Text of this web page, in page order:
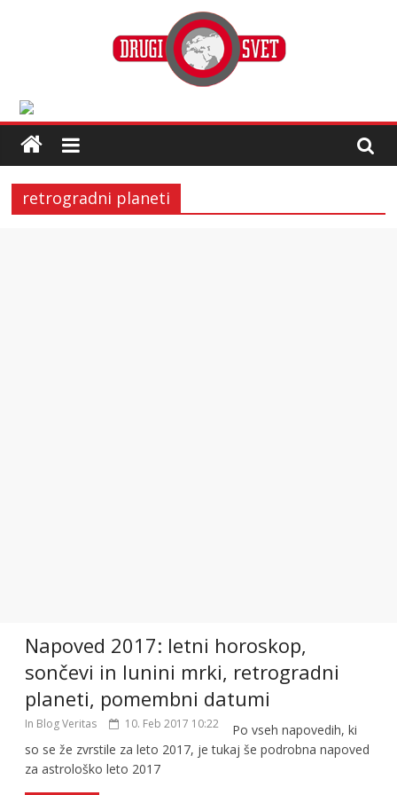
retrogradni planeti
Napoved 2017: letni horoskop,
sončevi in lunini mrki, retrogradni
planeti, pomembni datumi
In Blog Veritas 10. Feb 2017 10:22
Po vseh napovedih, ki
so se že zvrstile za leto 2017, je tukaj še podrobna napoved
za astrološko leto 2017